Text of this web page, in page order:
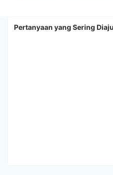
Pertanyaan yang Sering